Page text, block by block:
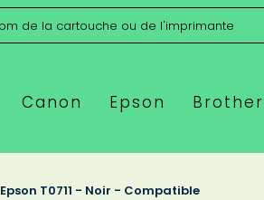
Canon Epson Brother
Epson T0711 - Noir - Compatible